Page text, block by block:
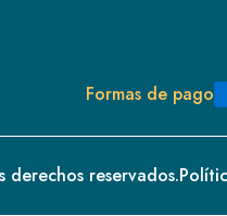
Formas de pago
reservados.